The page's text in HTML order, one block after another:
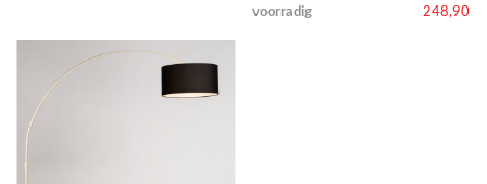
voorradig
248,90